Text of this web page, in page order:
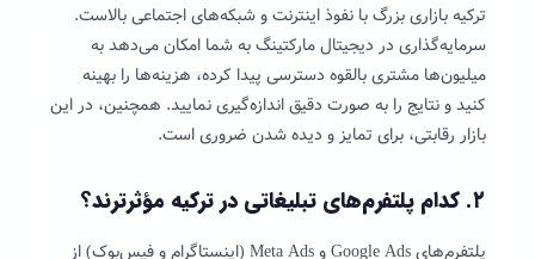
ترکیه بازاری بزرگ با نفوذ اینترنت و شبکه‌های اجتماعی بالاست.
سرمایه‌گذاری در دیجیتال مارکتینگ به شما امکان می‌دهد به
میلیون‌ها مشتری بالقوه دسترسی پیدا کرده، هزینه‌ها را بهینه
کنید و نتایج را به صورت دقیق اندازه‌گیری نمایید. همچنین، در این
بازار رقابتی، برای تمایز و دیده شدن ضروری است.
۲. کدام پلتفرم‌های تبلیغاتی در ترکیه مؤثرترند؟
پلتفرم‌های Google Ads و Meta Ads (اینستاگرام و فیس‌بوک) از